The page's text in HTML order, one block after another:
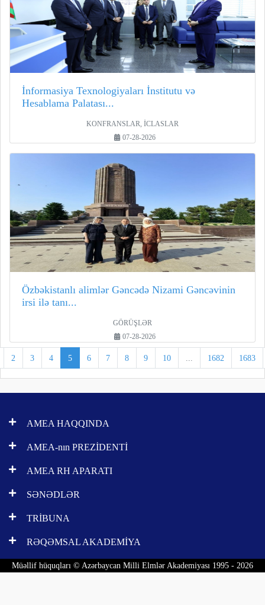
İnformasiya Texnologiyaları İnstitutu və
Hesablama Palatası...
KONFRANSLAR, İCLASLAR
07-28-2026
Özbəkistanlı alimlər Gəncədə Nizami Gəncəvinin
irsi ilə tanı...
GÖRÜŞLƏR
07-28-2026
2 3 4 5 6 7 8 9 10 ... 1682 1683
AMEA HAQQINDA
AMEA-nın PREZİDENTİ
AMEA RH APARATI
SƏNƏDLƏR
TRİBUNA
RƏQƏMSAL AKADEMİYA
Müəllif hüquqları © Azərbaycan Milli Elmlər Akademiyası 1995 - 2026